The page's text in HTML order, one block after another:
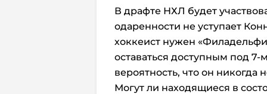
В драфте НХЛ будет
одаренности не уступает
хоккеист нужен
оставаться доступным под
вероятность, что он никогда
Могут ли находящиеся в